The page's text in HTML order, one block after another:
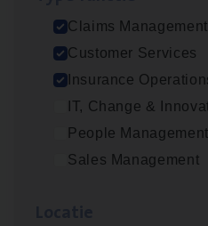
Claims Management
Customer Services
Insurance
IT, Change &
People Management
Sales Management
Dos­sier­be­heer­der
Pro­fit en Public
Insurance Operations
Antwerpen